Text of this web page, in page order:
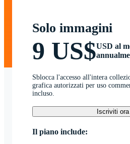
Solo immagini
9 US$USD al
Sblocca l'accesso all'intera
grafica autorizzati per uso
incluso.
Iscriviti ora
Il piano include: